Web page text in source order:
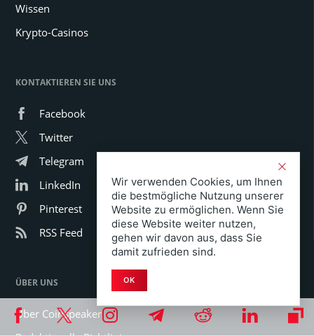
Wissen
Krypto-Casinos
KONTAKTIEREN SIE UNS
Facebook
Twitter
Telegram
LinkedIn
Pinterest
RSS Feed
ÜBER UNS
Über Coinspeaker
Wir verwenden Cookies, um Ihnen
die bestmögliche Nutzung unserer
Website zu ermöglichen. Wenn Sie
diese Website weiter nutzen,
gehen wir davon aus, dass Sie
damit zufrieden sind.
OK